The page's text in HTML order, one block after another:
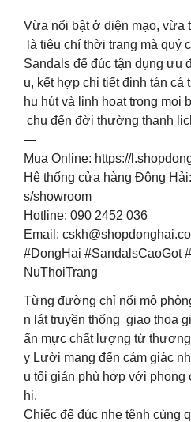
Vừa nổi bật ở diện mạo, vừa
là tiêu chí thời trang mà quý
Sandals đế đúc tận dụng ưu
u, kết hợp chi tiết đinh tán cá
hu hút và linh hoạt trong mọi
chu đến đời thường thanh
—
Mua Online: https://
Hệ thống cửa hàng Đông
s/showroom
Hotline: 090 2452 036
Email:
#DongHai #SandalsCaoGot
NuThoiTrang
Từng đường chỉ nổi mô
n lát truyền thống giao thoa
ẩn mực chất lượng từ
y Lười mang đến cảm giác
u tối giản phù hợp với phong
hị.
Chiếc đế đúc nhẹ tênh cùng